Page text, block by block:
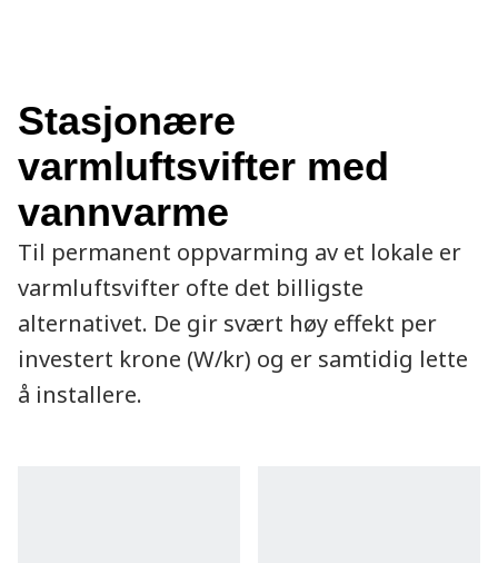
Stasjonære
varmluftsvifter med
vannvarme
Til permanent oppvarming av et lokale er
varmluftsvifter ofte det billigste
alternativet. De gir svært høy effekt per
investert krone (W/kr) og er samtidig lette
å installere.